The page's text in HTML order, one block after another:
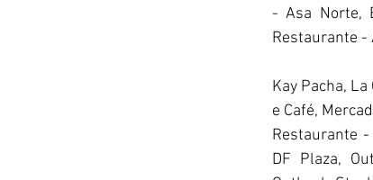
- Asa Norte,
Restaurante -
Kay Pacha,
e Café,
Restaurante
DF Plaza,